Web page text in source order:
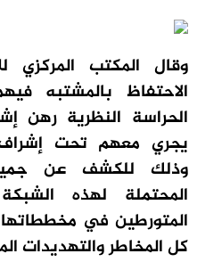
وقال المكتب المركزي
الاحتفاظ بالمشتبه
الحراسة النظرية رهن
يجري معهم تحت إشراف
وذلك للكشف عن جميع
المحتملة لهذه
المتورطين في مخططاتها
كل المخاطر والتهديدات